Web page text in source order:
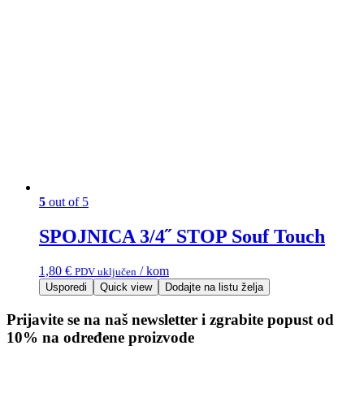
5 out of 5
SPOJNICA 3/4˝ STOP Souf Touch
1,80 € PDV uključen / kom
Usporedi Quick view Dodajte na listu želja
Prijavite se na naš newsletter i zgrabite popust od
10% na određene proizvode